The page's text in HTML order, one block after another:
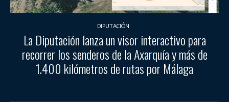
DIPUTACIÓN
La Diputación lanza un visor interactivo para
recorrer los senderos de la Axarquía y más de
1.400 kilómetros de rutas por Málaga